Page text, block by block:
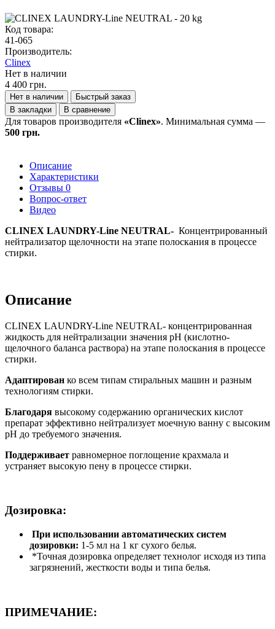
Код товара:
41-065
Производитель:
Clinex
Нет в наличии
4 400 грн.
Нет в наличии
Быстрый заказ
В закладки
В сравнение
Для товаров производителя «Clinex». Минимальная сумма —
500 грн.
Описание
Характеристики
Отзывы 0
Вопрос-ответ
Видео
CLINEX LAUNDRY-Line NEUTRAL- Концентрированный
нейтрализатор щелочности на этапе полоскания в процессе
стирки.
Описание
CLINEX LAUNDRY-Line NEUTRAL- концентрированная
жидкость для нейтрализации значения pH (кислотно-
щелочного баланса раствора) на этапе полоскания в процессе
стирки.
Адаптирован ко всем типам стиральных машин и разным
технологиям стирки.
Благодаря высокому содержанию органических кислот
препарат эффективно нейтрализует моечную ванну с высоким
pH до требуемого значения.
Поддерживает равномерное поглощение крахмала и
устраняет высокую пену в процессе стирки.
Дозировка:
При использовании автоматических систем
дозировки: 1-5 мл на 1 кг сухого белья.
*Точная дозировка определяет технолог исходя из типа
загрязнений, жесткости воды и типа белья.
ПРИМЕЧАНИЕ: